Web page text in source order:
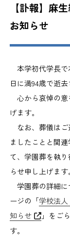
【訃報】麻
お知らせ
本学初代学長で
日に満94歳で逝去
心から哀悼の意
げます。
なお、葬儀はご
ましたことと関
て、学園葬を執
らせ申し上げます。
学園葬の詳細に
ージの「学校法
知らせ
」をご
す。